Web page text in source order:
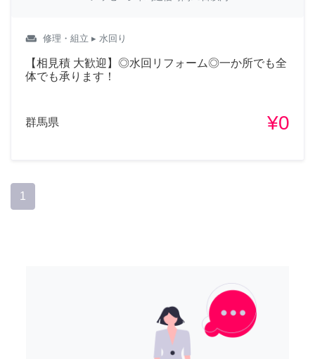
weekend 修理・組立 ▸ 水回り
【相見積 大歓迎】◎水回リフォーム◎一か所でも全
体でも承ります！
群馬県 ¥0
1